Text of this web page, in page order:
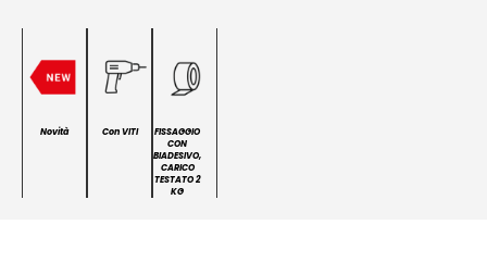
Novità Con VITI
FISSAGGIO
CON
BIADESIVO,
CARICO
TESTATO 2
KG